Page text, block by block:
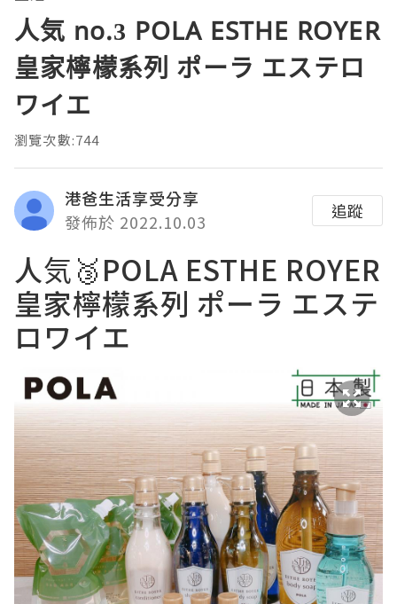
人気 no.3 POLA ESTHE ROYER
皇家檸檬系列 ポーラ エステロ
ワイエ
瀏覽次數:744
港爸生活享受分享
發佈於 2022.10.03
追蹤
人気🥉POLA ESTHE ROYER
皇家檸檬系列 ポーラ エステ
ロワイエ